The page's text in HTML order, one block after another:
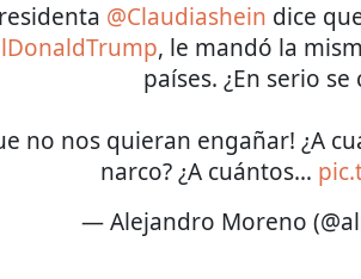
@Claudiashein dice
, le mandó la
países. ¿En serio
no nos quieran engañar! ¿A
narco? ¿A cuántos…
— Alejandro Moreno